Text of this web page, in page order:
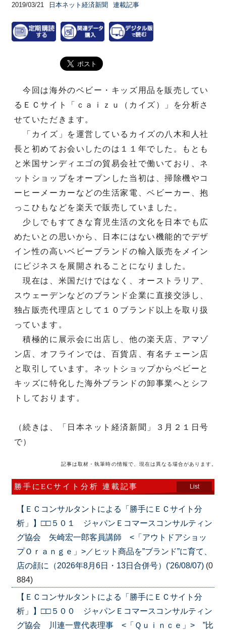
2019/03/21 日本ネット経済新聞 連載記事
今回は海外のベビー・キッズ用品を販売してい
るＥＣサイト「ｃａｉｚｕ（カイズ）」を分析さ
せていただきます。
「カイズ」を運営しているカイズの八木和人社
長と初めてお会いしたのは１１年でした。もとも
と米国サンディエゴの貿易会社で働いており、ネ
ットショップをオープンした当初は、掃除機やコ
ーヒーメーカーなどの生活家電、ベビーカー、抱
っこひもなどを楽天で販売していました。
少しでもすてきな育児生活の文化を日本でも広
めたいとの思いから、日本にはない機能的でデザ
イン性の高いベビーブランドの輸入販売をメイン
にビジネスを展開されることになりました。
現在は、米国だけではなく、オーストラリア、
スウェーデンなどのブランド企業に直接交渉し、
独占販売代理店として１０ブランド以上を取り扱
っています。
積極的に展示会に出店し、他の楽天店、アマゾ
ン店、オフラインでは、百貨店、有名チェーン店
と取引しています。ネットショップからベビーと
キッズに特化した海外ブランドの卸事業へとシフ
トしております。
（続きは、「日本ネット経済新聞」３月２１日号
で）
記事は取材・執筆時の情報で、現在は異なる場合があります。
勝手にECサイト分析 連載記事 List
【ＥＣコンサルタントによる「勝手にＥＣサイト分
析」】□□５０１ ジャパンＥコマースコンサルティン
グ協会 矢崎宏一郎客員講師 <「アウトドアショッ
プＯｒａｎｇｅ」>／ヒット商品を”ブランド”に育て、
店の顔に（2026年8月6日・13日合併号）('26/08/07) (0
884)
【ＥＣコンサルタントによる「勝手にＥＣサイト分
析」】□□５００ ジャパンＥコマースコンサルティン
グ協会 川連一豊代表理事 <「Ｑｕｉｎｃｅ」> ”比